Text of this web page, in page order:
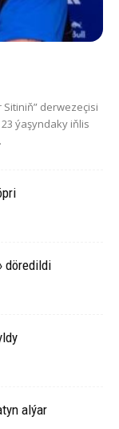
Sitiniň” derwezeçisi
ýaşyndaky iňlis
döredildi
alýar